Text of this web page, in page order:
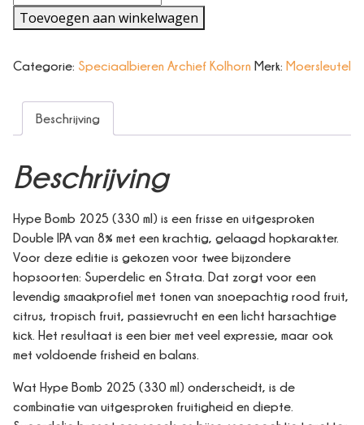
Bomb
2025
aantal
Toevoegen aan winkelwagen
Categorie: Speciaalbieren Archief Kolhorn Merk: Moersleutel
Beschrijving
Beschrijving
Hype Bomb 2025 (330 ml) is een frisse en uitgesproken
Double IPA van 8% met een krachtig, gelaagd hopkarakter.
Voor deze editie is gekozen voor twee bijzondere
hopsoorten: Superdelic en Strata. Dat zorgt voor een
levendig smaakprofiel met tonen van snoepachtig rood fruit,
citrus, tropisch fruit, passievrucht en een licht harsachtige
kick. Het resultaat is een bier met veel expressie, maar ook
met voldoende frisheid en balans.
Wat Hype Bomb 2025 (330 ml) onderscheidt, is de
combinatie van uitgesproken fruitigheid en diepte.